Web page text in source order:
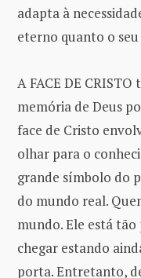
adapta à
eterno quanto o
A FACE DE
memória de Deus
face de Cristo
olhar para o
grande símbolo do
do mundo real.
mundo. Ele está
chegar estando
porta. Entretanto,